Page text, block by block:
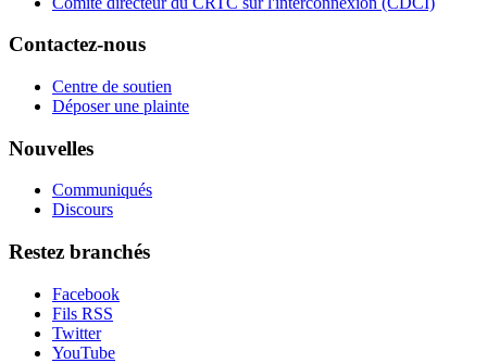
Contactez-nous
Centre de soutien
Déposer une plainte
Nouvelles
Communiqués
Discours
Restez branchés
Facebook
Fils RSS
Twitter
YouTube